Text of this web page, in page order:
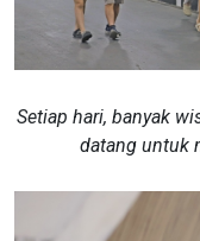
Setiap hari, banyak
datang untuk